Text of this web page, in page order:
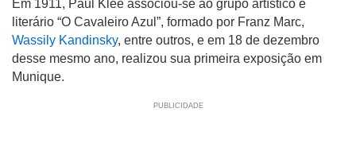
Em 1911, Paul Klee associou-se ao grupo artístico e
literário “O Cavaleiro Azul”, formado por Franz Marc,
Wassily Kandinsky, entre outros, e em 18 de dezembro
desse mesmo ano, realizou sua primeira exposição em
Munique.